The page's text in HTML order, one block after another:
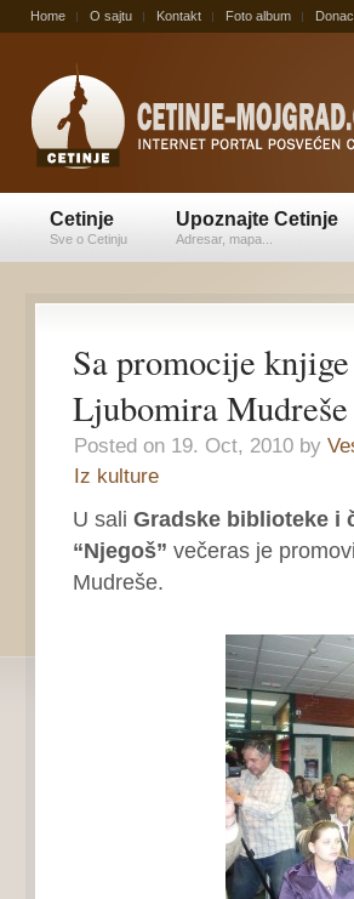
Home O sajtu Kontakt Foto album
Cetinje
Sve o Cetinju
Upoznajte Cetinje
Adresar, mapa...
Sa promocije
Ljubomira Mudreše
Posted on 19. Oct, 2010 by
Iz kulture
U sali Gradske biblioteke i
“Njegoš” večeras je
Mudreše.